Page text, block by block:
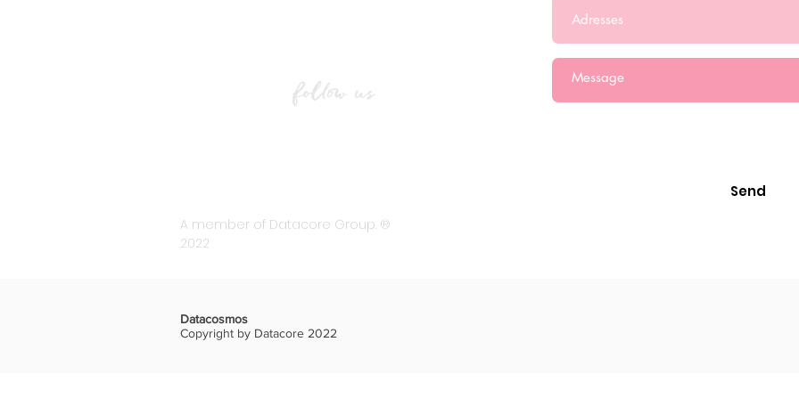
A member of Datacore Group. ®
2022
Send
Datacosmos
Copyright by Datacore 2022